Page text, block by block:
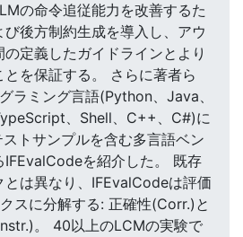
の命令追従能力を改善するた
後方制約生成を導入し、アウ
の定義したガイドラインとより
とを保証する。 さらに著者ら
ラミング言語(Python、Java、
、Shell、C++、C#)に
トサンプルを含む多言語ベン
IFEvalCodeを紹介した。 既存
とは異なり、IFEvalCodeは評価
スに分解する: 正確性(Corr.)と
。 40以上のLCMの実験で